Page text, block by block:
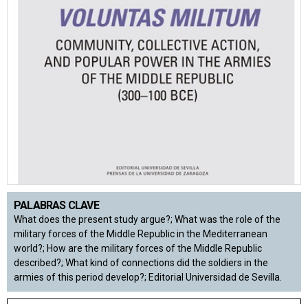
PALABRAS CLAVE
What does the present study argue?; What was the role of the
military forces of the Middle Republic in the Mediterranean
world?; How are the military forces of the Middle Republic
described?; What kind of connections did the soldiers in the
armies of this period develop?; Editorial Universidad de Sevilla.